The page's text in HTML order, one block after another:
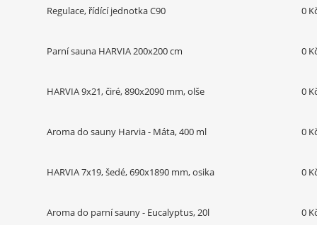
Regulace, řídící jednotka C90 0
Parní sauna HARVIA 200x200 cm 0
HARVIA 9x21, čiré, 890x2090 mm, olše 0
Aroma do sauny Harvia - Máta, 400 ml 0
HARVIA 7x19, šedé, 690x1890 mm, osika 0
Aroma do parní sauny - Eucalyptus, 20l 0